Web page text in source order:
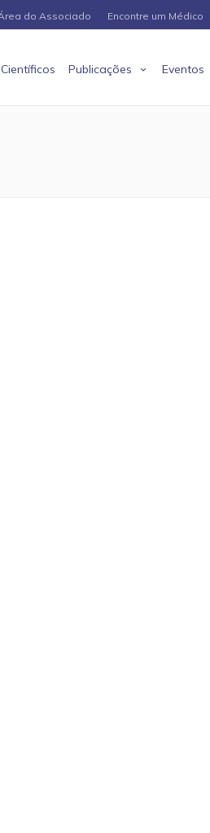
do Associado Encontre um Médico
Publicações Eventos